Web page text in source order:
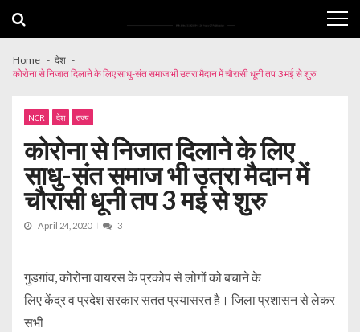
Home
देश
कोरोना से निजात दिलाने के लिए साधु-संत समाज भी उतरा मैदान में चौरासी धूनी तप 3 मई से शुरु
NCR देश राज्य
कोरोना से निजात दिलाने के लिए
साधु-संत समाज भी उतरा मैदान में
चौरासी धूनी तप 3 मई से शुरु
April 24, 2020 3
गुडग़ांव, कोरोना वायरस के प्रकोप से लोगों को बचाने के
लिए केंद्र व प्रदेश सरकार सतत प्रयासरत है। जिला प्रशासन से लेकर
सभी